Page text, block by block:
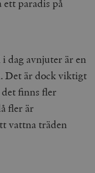
paradis på
dag avnjuter är en
Det är dock viktigt
finns fler
fler är
vattna träden